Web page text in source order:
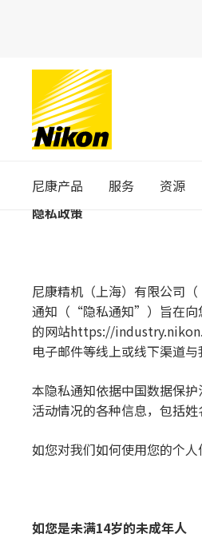
尼康产品 服务 资源
隐私政策
尼康精机（上海）有限公司
通知（“隐私通知”）旨在向
的网站https://
电子邮件等线上或线下渠道
本隐私通知依据中国数据保
活动情况的各种信息，包括
如您对我们如何使用您的个
如您是未满14岁的未成年人